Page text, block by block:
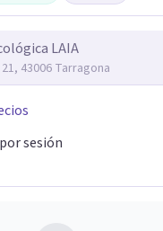
LAIA
43006 Tarragona
sesión